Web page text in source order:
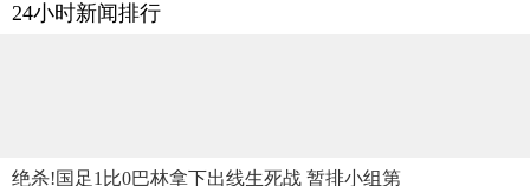
24小时新闻排行
绝杀!国足1比0巴林拿下出线生死战 暂排小组第